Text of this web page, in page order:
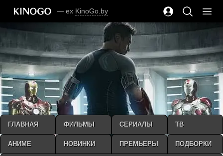
— ex KinoGo.by
ГЛАВНАЯ ФИЛЬМЫ СЕРИАЛЫ ТВ
АНИМЕ НОВИНКИ ПРЕМЬЕРЫ ПОДБОРКИ